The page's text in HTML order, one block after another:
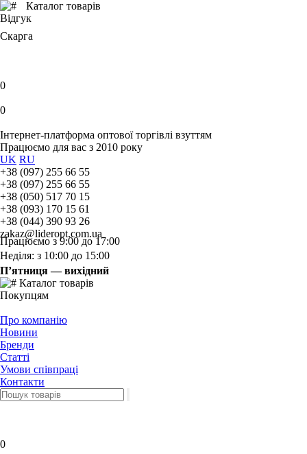
Каталог товарів
Відгук
Скарга
0
0
Інтернет-платформа оптової торгівлі взуттям
Працюємо для вас з 2010 року
UK RU
+38 (097) 255 66 55
+38 (097) 255 66 55
+38 (050) 517 70 15
+38 (093) 170 15 61
+38 (044) 390 93 26
zakaz@lideropt.com.ua
Працюємо з 9:00 до 17:00
Неділя: з 10:00 до 15:00
П’ятниця — вихідний
Каталог товарів
Покупцям
Про компанію
Новини
Бренди
Статті
Умови співпраці
Контакти
0